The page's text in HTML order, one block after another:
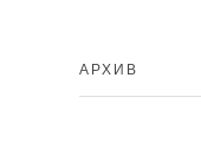
АРХИВ